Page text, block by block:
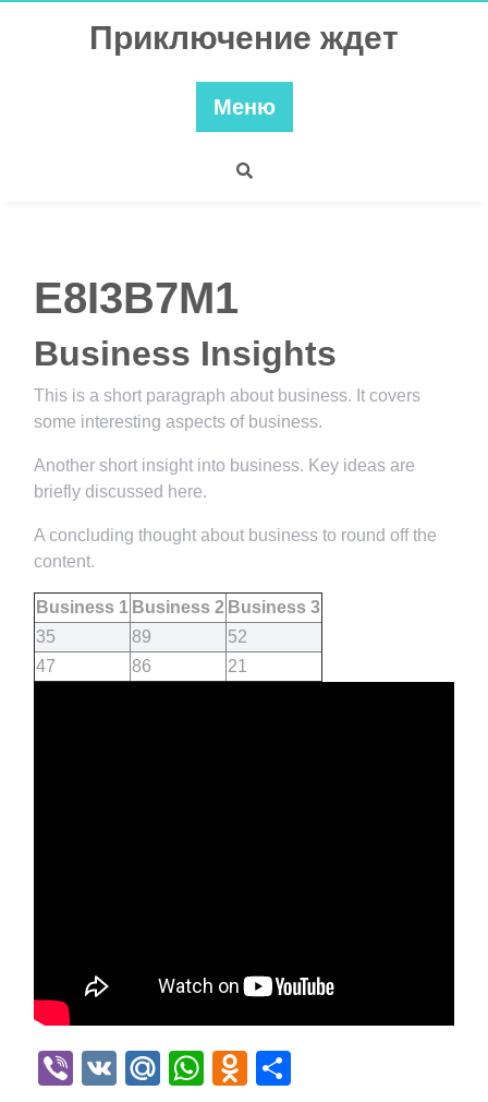
Приключение ждет
Меню
E8I3B7M1
Business Insights
This is a short paragraph about business. It covers
some interesting aspects of business.
Another short insight into business. Key ideas are
briefly discussed here.
A concluding thought about business to round off the
content.
Business 1 Business 2 Business 3
35
89
52
47
86 21
Viber
VK Mail.Ru
WhatsApp
Odnoklassniki